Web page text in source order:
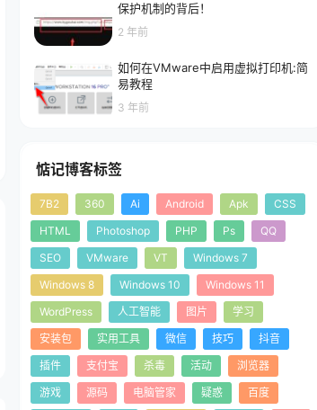
保护机制的背后！
2 年前
如何在VMware中启用虚拟打印机:简
易教程
3 年前
惦记博客标签
7B2 360 Ai Android Apk
CSS
HTML
Photoshop PHP Ps
QQ
SEO
VMware VT
Windows 7
Windows 8
Windows 10
Windows 11
WordPress
人工智能 图片
学习
安装包
实用工具 微信 技巧
抖音
插件
支付宝 杀毒 活动
浏览器
游戏
源码 电脑管家 疑惑
百度